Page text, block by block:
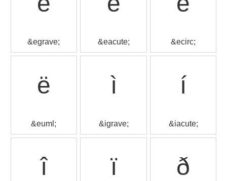
&egrave; &eacute; &ecirc;
ë
&euml;
ì
&igrave;
í
&iacute;
î ï ð